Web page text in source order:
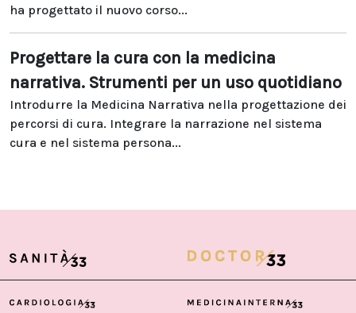
ha progettato il nuovo corso...
Progettare la cura con la medicina
narrativa. Strumenti per un uso quotidiano
Introdurre la Medicina Narrativa nella progettazione dei
percorsi di cura. Integrare la narrazione nel sistema
cura e nel sistema persona...